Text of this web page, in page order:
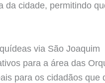
da cidade, permitindo
via São Joaquim
para a área das
para os cidadãos que